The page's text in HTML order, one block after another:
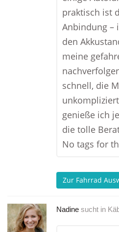
praktisch ist
Anbindung –
den
meine
schnell, die
genieße ich
die tolle
No tags for
Zur Fahrrad
Nadine sucht in